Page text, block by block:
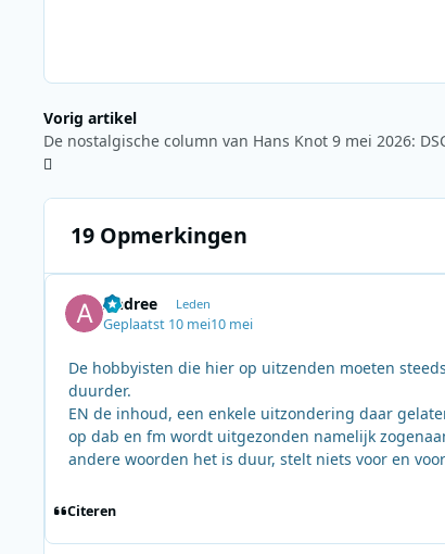
Vorig artikel
19 Opmerkingen
Andree Leden
Geplaatst 10 mei10 mei
De hobbyisten die hier op uitzenden moeten
duurder.
EN de inhoud, een enkele uitzondering daar
op dab en fm wordt uitgezonden namelijk
andere woorden het is duur, stelt niets voor en
Citeren